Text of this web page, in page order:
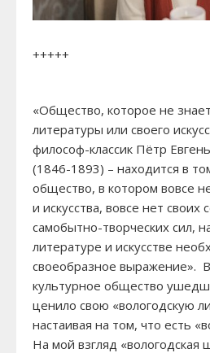
+++++
«Общество, которое не
литературы или своего
философ-классик Пётр
(1846-1893) – находится в
общество, в котором вовсе
и искусства, вовсе нет своих
самобытно-творческих сил,
литературе и искусстве
своеобразное выражение».
культурное общество
ценило свою «вологодскую
настаивая на том, что есть
На мой взгляд «вологодская